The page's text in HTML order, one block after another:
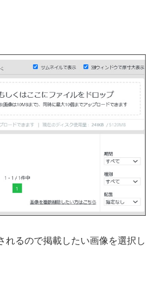
れるので掲載したい画像を選択し